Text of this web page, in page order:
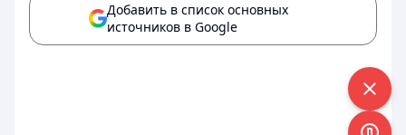
Добавить в список основных
источников в Google